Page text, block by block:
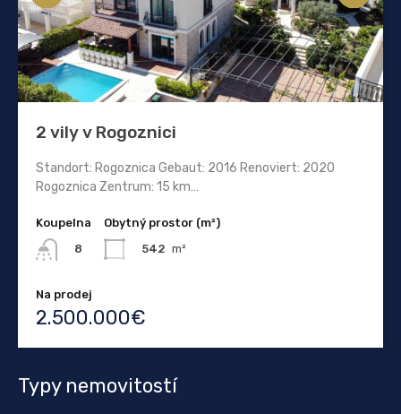
2 vily v Rogoznici
Standort: Rogoznica Gebaut: 2016 Renoviert: 2020
Rogoznica Zentrum: 15 km…
Koupelna
8
Obytný prostor (m²)
542 m²
Na prodej
2.500.000€
Typy nemovitostí